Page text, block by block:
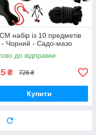
набір із 10 предметів
- Чорний - Садо-мазо
до відправки
₴ 726 ₴
Купити